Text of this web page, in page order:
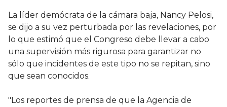
La líder demócrata de la cámara baja, Nancy Pelosi,
se dijo a su vez perturbada por las revelaciones, por
lo que estimó que el Congreso debe llevar a cabo
una supervisión más rigurosa para garantizar no
sólo que incidentes de este tipo no se repitan, sino
que sean conocidos.
"Los reportes de prensa de que la Agencia de